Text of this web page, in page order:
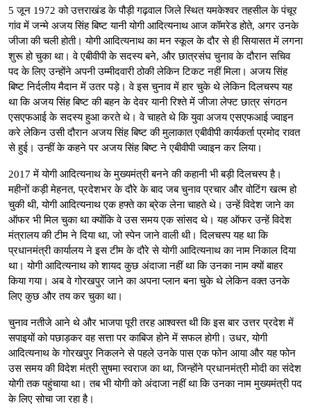
5 जून 1972 को उत्तराखंड के पौड़ी गढ़वाल जिले स्थित यमकेश्वर तहसील के पंचूर
गांव में जन्मे अजय सिंह बिष्ट यानी योगी आदित्यनाथ आज कॉमरेड होते, अगर उनके
जीजा की चली होती। योगी आदित्यनाथ का मन स्कूल के दौर से ही सियासत में लगना
शुरू हो चुका था। वे एबीवीपी के सदस्य बने, और छात्रसंघ चुनाव के दौरान सचिव
पद के लिए उन्होंने अपनी उम्मीदवारी ठोकी लेकिन टिकट नहीं मिला। अजय सिंह
बिष्ट निर्दलीय मैदान में उतर पड़े। वे इस चुनाव में हार चुके थे लेकिन दिलचस्प यह
था कि अजय सिंह बिष्ट की बहन के देवर यानी रिश्ते में जीजा लेफ्ट छात्र संगठन
एसएफआई के सदस्य हुआ करते थे। वे चाहते थे कि युवा अजय एसएफआई ज्वाइन
करे लेकिन उसी दौरान अजय सिंह बिष्ट की मुलाकात एबीवीपी कार्यकर्ता प्रमोद रावत
से हुई। उन्हीं के कहने पर अजय सिंह बिष्ट ने एबीवीपी ज्वाइन कर लिया।
2017 में योगी आदित्यनाथ के मुख्यमंत्री बनने की कहानी भी बड़ी दिलचस्प है।
महीनों कड़ी मेहनत, प्रदेशभर के दौरे के बाद जब चुनाव प्रचार और वोटिंग खत्म हो
चुकी थी, योगी आदित्यनाथ एक हफ्ते का ब्रेक लेना चाहते थे। उन्हें विदेश जाने का
ऑफर भी मिल चुका था क्योंकि वे उस समय एक सांसद थे। यह ऑफर उन्हें विदेश
मंत्रालय की टीम ने दिया था, जो स्पेन जाने वाली थी। दिलचस्प यह था कि
प्रधानमंत्री कार्यालय ने इस टीम के दौरे से योगी आदित्यनाथ का नाम निकाल दिया
था। योगी आदित्यनाथ को शायद कुछ अंदाजा नहीं था कि उनका नाम क्यों बाहर
किया गया। अब वे गोरखपुर जाने का अपना प्लान बना चुके थे लेकिन वक्त उनके
लिए कुछ और तय कर चुका था।
चुनाव नतीजे आने थे और भाजपा पूरी तरह आश्वस्त थी कि इस बार उत्तर प्रदेश में
सपाइयों को पछाड़कर वह सत्ता पर काबिज होने में सफल होगी। उधर, योगी
आदित्यनाथ के गोरखपुर निकलने से पहले उनके पास एक फोन आया और यह फोन
उस समय की विदेश मंत्री सुषमा स्वराज का था, जिन्होंने प्रधानमंत्री मोदी का संदेश
योगी तक पहुंचाया था। तब भी योगी को अंदाजा नहीं था कि उनका नाम मुख्यमंत्री पद
के लिए सोचा जा रहा है।